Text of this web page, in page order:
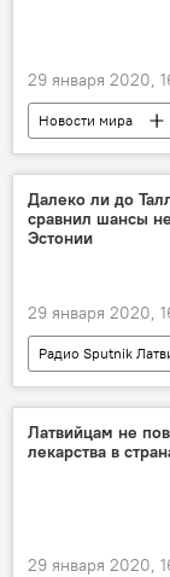
29 января 2020,
Новости мира
Далеко ли до
сравнил шансы
Эстонии
29 января 2020,
Радио Sputnik
Эстония
Мирослав
партия "Русский
Латвийцам не
лекарства в
29 января 2020,